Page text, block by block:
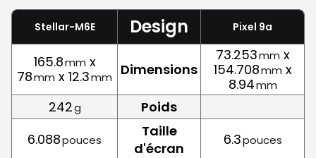
Stellar-M6E Design Pixel 9a
165.8mm x
78mm x 12.3mm Dimensions
73.253mm x
154.708mm x
8.94mm
242g
Poids
6.088pouces
Taille
d'écran
6.3pouces